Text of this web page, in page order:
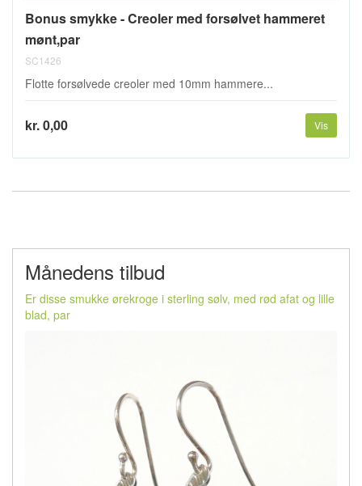
Bonus smykke - Creoler med forsølvet hammeret
mønt,par
SC1426
Flotte forsølvede creoler med 10mm hammere...
kr. 0,00 Vis
Månedens tilbud
Er disse smukke ørekroge i sterling sølv, med rød afat og lille
blad, par